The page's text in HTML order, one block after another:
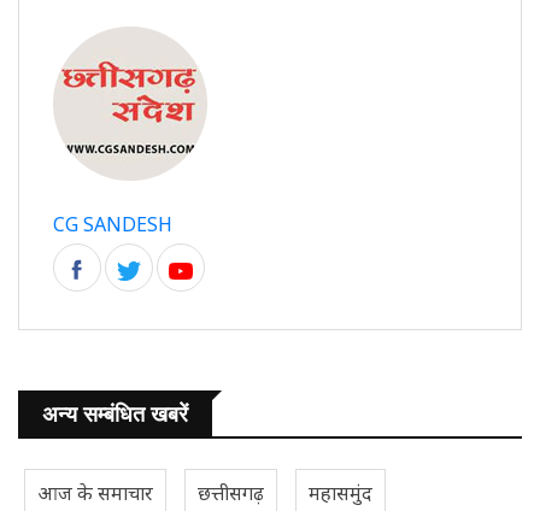
CG SANDESH
अन्य सम्बंधित खबरें
आज के समाचार छत्तीसगढ़ महासमुंद